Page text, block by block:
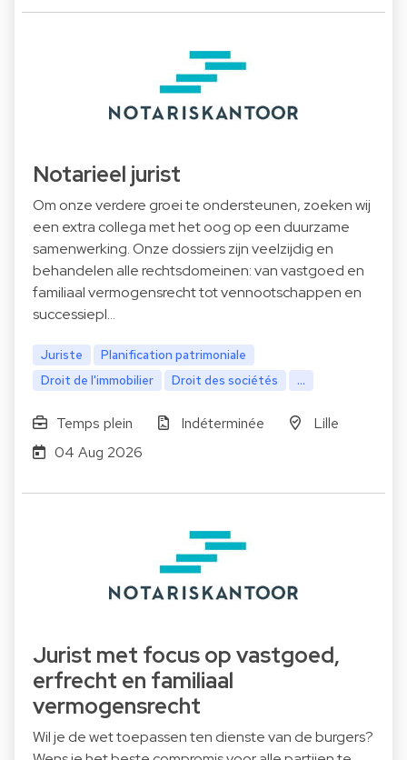
Notarieel jurist
Om onze verdere groei te ondersteunen, zoeken wij
een extra collega met het oog op een duurzame
samenwerking. Onze dossiers zijn veelzijdig en
behandelen alle rechtsdomeinen: van vastgoed en
familiaal vermogensrecht tot vennootschappen en
successiepl…
Juriste
Planification patrimoniale
Droit de l'immobilier
Droit des sociétés ...
Temps plein Indéterminée
Lille
04 Aug 2026
Jurist met focus op vastgoed,
erfrecht en familiaal
vermogensrecht
Wil je de wet toepassen ten dienste van de burgers?